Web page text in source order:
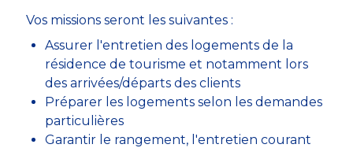
Vos missions seront les suivantes :
Assurer l'entretien des logements de la
résidence de tourisme et notamment lors
des arrivées/départs des clients
Préparer les logements selon les demandes
particulières
Garantir le rangement, l'entretien courant